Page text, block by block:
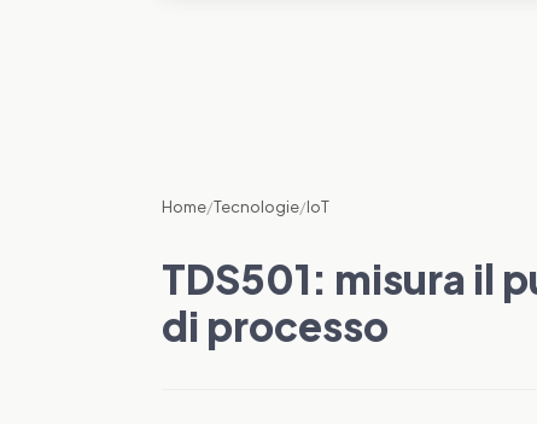
Home/Tecnologie/IoT
TDS501: misura il
di processo